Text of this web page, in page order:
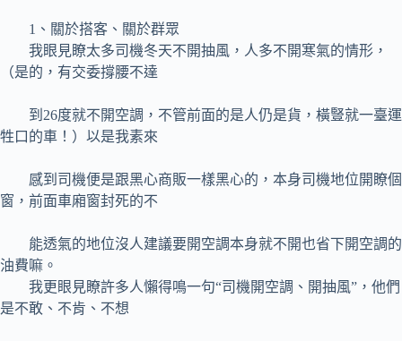
1、關於搭客、關於群眾
我眼見瞭太多司機冬天不開抽風，人多不開寒氣的情形，
（是的，有交委撐腰不達
到26度就不開空調，不管前面的是人仍是貨，橫豎就一臺運
牲口的車！）以是我素來
感到司機便是跟黑心商販一樣黑心的，本身司機地位開瞭個
窗，前面車廂窗封死的不
能透氣的地位沒人建議要開空調本身就不開也省下開空調的
油費嘛。
我更眼見瞭許多人懶得鳴一句“司機開空調、開抽風”，他們
是不敢、不肯、不想